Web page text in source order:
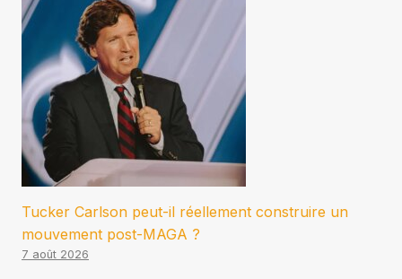
Tucker Carlson peut-il réellement construire un
mouvement post-MAGA ?
7 août 2026